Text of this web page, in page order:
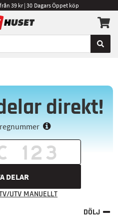
39 kr | 30 Dagars Öppet köp
direkt!
DELAR
UTV MANUELLT
DÖLJ